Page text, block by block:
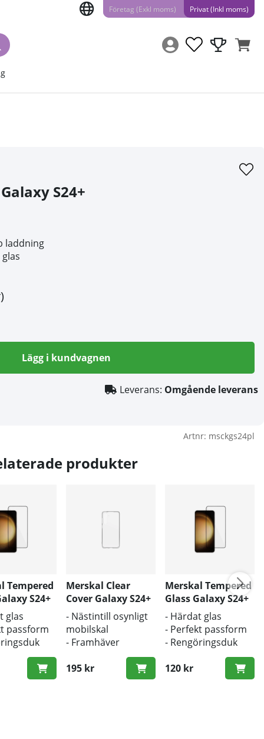
Företag (Exkl moms) Privat (Inkl moms)
S24+
laddning
Lägg i kundvagnen
Leverans: Omgående leverans
Artnr: msckgs24pl
produkter
Tempered
S24+
glas
passform
Merskal Clear
Cover Galaxy S24+
- Nästintill osynligt
mobilskal
- Framhäver
originaldesign
- Bra skydd mot
195 kr
Merskal Tempered
Glass Galaxy S24+
(3D) - BULK
- Härdat glas
- Perfekt passform
- Rengöringsduk
inkluderad
120 kr